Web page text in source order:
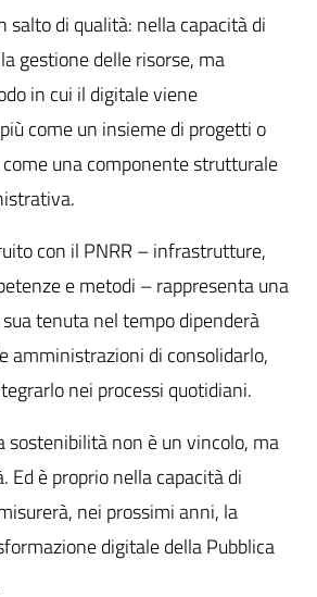
salto di qualità: nella capacità di
gestione delle risorse, ma
in cui il digitale viene
come un insieme di progetti o
una componente strutturale
con il PNRR – infrastrutture,
e metodi – rappresenta una
tenuta nel tempo dipenderà
amministrazioni di consolidarlo,
nei processi quotidiani.
sostenibilità non è un vincolo, ma
Ed è proprio nella capacità di
nei prossimi anni, la
digitale della Pubblica